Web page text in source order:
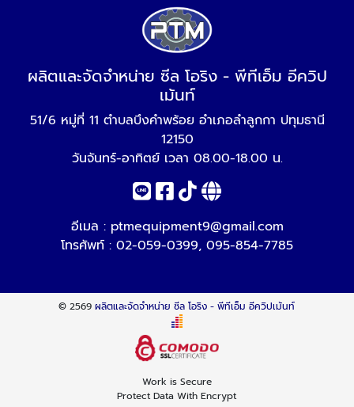
ผลิตและจัดจำหน่าย ซีล โอริง - พีทีเอ็ม อีควิป
เม้นท์
51/6 หมู่ที่ 11 ตำบลบึงคำพร้อย อำเภอลำลูกกา ปทุมธานี
12150
วันจันทร์-อาทิตย์ เวลา 08.00-18.00 น.
อีเมล : ptmequipment9@gmail.com
โทรศัพท์ : 02-059-0399, 095-854-7785
© 2569ผลิตและจัดจำหน่าย ซีล โอริง - พีทีเอ็ม อีควิปเม้นท์
Work is Secure
Protect Data With Encrypt